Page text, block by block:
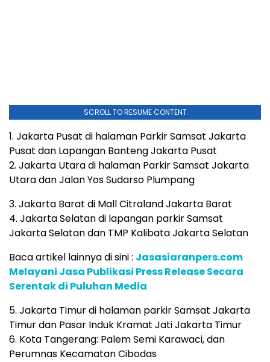
SCROLL TO RESUME CONTENT
1. Jakarta Pusat di halaman Parkir Samsat Jakarta
Pusat dan Lapangan Banteng Jakarta Pusat
2. Jakarta Utara di halaman Parkir Samsat Jakarta
Utara dan Jalan Yos Sudarso Plumpang
3. Jakarta Barat di Mall Citraland Jakarta Barat
4. Jakarta Selatan di lapangan parkir Samsat
Jakarta Selatan dan TMP Kalibata Jakarta Selatan
Baca artikel lainnya di sini : Jasasiaranpers.com
Melayani Jasa Publikasi Press Release Secara
Serentak di Puluhan Media
5. Jakarta Timur di halaman parkir Samsat Jakarta
Timur dan Pasar Induk Kramat Jati Jakarta Timur
6. Kota Tangerang: Palem Semi Karawaci, dan
Perumnas Kecamatan Cibodas